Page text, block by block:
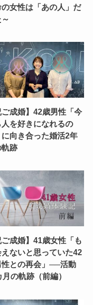
女性は「あの人」だ
ご成婚】42歳男性「今
人を好きになれるの
向き合った婚活2年
跡
ご成婚】41歳女性「も
えないと思っていた42
性との再会」──活動
の軌跡（前編）